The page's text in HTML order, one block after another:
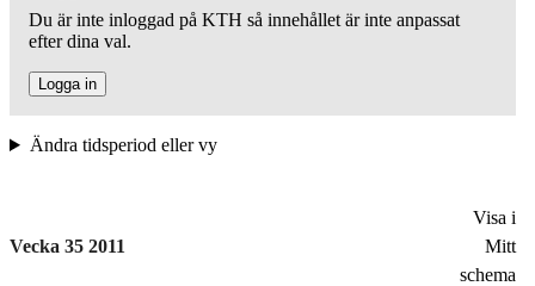
Du är inte inloggad på KTH så innehållet är inte anpassat
efter dina val.
Logga in
Ändra tidsperiod eller vy
Vecka 35 2011
Visa i
Mitt
schema